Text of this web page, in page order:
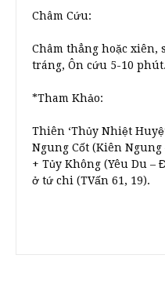
Châm Cứu:
Châm thẳng hoặc xiên,
tráng, Ôn cứu 5-10 phút.
*Tham Khảo:
Thiên ‘Thủy Nhiệt
Ngung Cốt (Kiên
+ Tủy Không (Yêu Du –
ở tứ chi (TVấn 61, 19).